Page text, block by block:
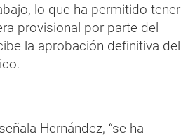
lo que ha permitido tener
provisional por parte del
la aprobación definitiva del
Hernández, “se ha